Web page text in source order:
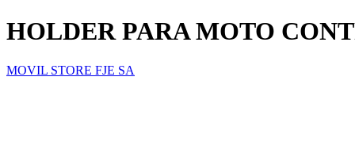
HOLDER PARA MOTO
MOVIL STORE FJE SA